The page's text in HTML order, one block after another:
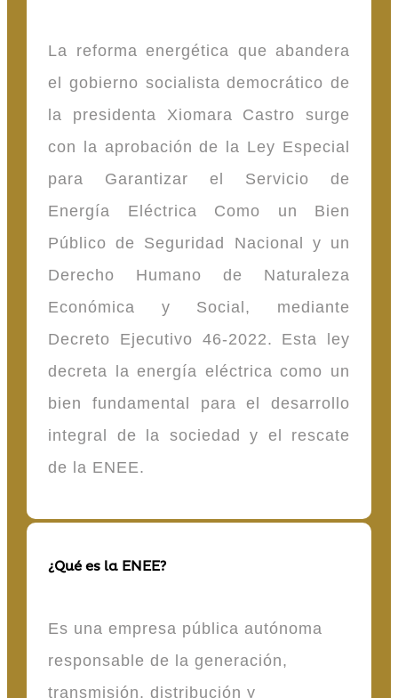
La reforma energética que abandera
el gobierno socialista democrático de
la presidenta Xiomara Castro surge
con la aprobación de la Ley Especial
para Garantizar el Servicio de
Energía Eléctrica Como un Bien
Público de Seguridad Nacional y un
Derecho Humano de Naturaleza
Económica y Social, mediante
Decreto Ejecutivo 46-2022. Esta ley
decreta la energía eléctrica como un
bien fundamental para el desarrollo
integral de la sociedad y el rescate
de la ENEE.
¿Qué es la ENEE?
Es una empresa pública autónoma
responsable de la generación,
transmisión, distribución y